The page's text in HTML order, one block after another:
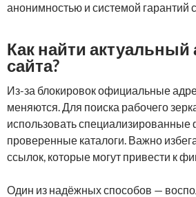
анонимностью и системой гарантий
Как найти актуальный
сайта?
Из-за блокировок официальные
меняются. Для поиска рабочего
использовать
проверенные каталоги. Важно
ссылок, которые могут привести к
Один из надёжных способов —